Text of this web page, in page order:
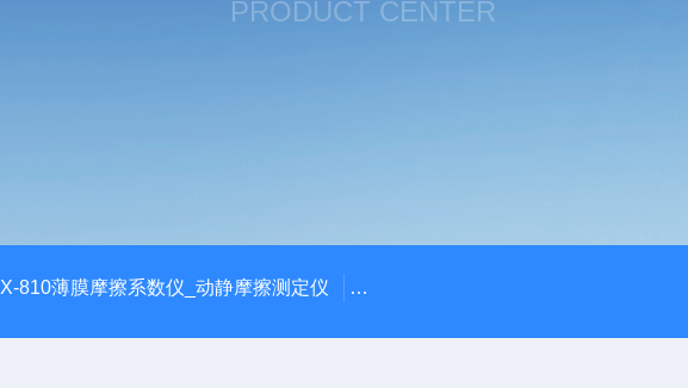
PRODUCT CENTER
X-810薄膜摩擦系数仪_动静摩擦测定仪 SCK-H玻璃瓶耐热冲击检测仪 赛成仪器